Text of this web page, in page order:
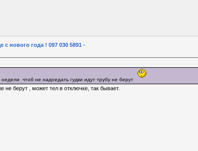
нового года ! 097 030 5891 -
чтоб не надоедать гудки идут трубу не берут
не берут , может тел в отключке, так бывает.